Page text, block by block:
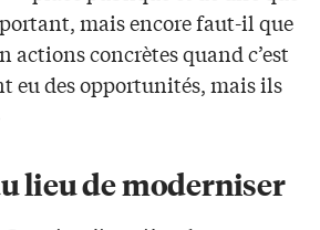
mais encore faut-il que
actions concrètes quand c’est
eu des opportunités, mais ils
lieu de moderniser